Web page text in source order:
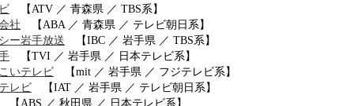
【ATV ／ 青森県 ／ TBS系】
社 【ABA ／ 青森県 ／ テレビ朝日系】
ー岩手放送 【IBC ／ 岩手県 ／ TBS系】
【TVI ／ 岩手県 ／ 日本テレビ系】
いテレビ 【mit ／ 岩手県 ／ フジテレビ系】
レビ 【IAT ／ 岩手県 ／ テレビ朝日系】
ABS ／ 秋田県 ／ 日本テレビ系】